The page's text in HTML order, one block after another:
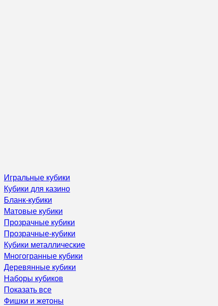
Игральные кубики
Кубики для казино
Бланк-кубики
Матовые кубики
Прозрачные кубики
Прозрачные-кубики
Кубики металлические
Многогранные кубики
Деревянные кубики
Наборы кубиков
Показать все
Фишки и жетоны